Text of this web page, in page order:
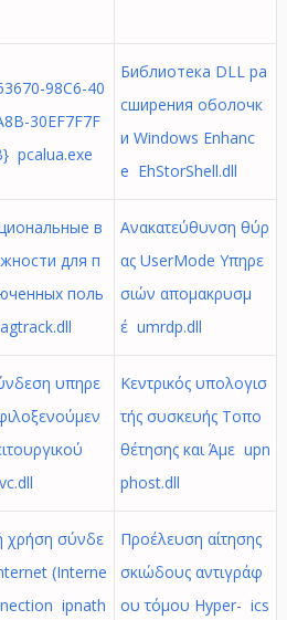
98C6-40
30EF7F7F
pcalua.exe
Библиотека DLL ра
сширения оболочк
и Windows Enhanc
e EhStorShell.dll
в
для п
поль
Ανακατεύθυνση θύρ
ας UserMode Υπηρε
σιών απομακρυσμ
έ umrdp.dll
υπηρε
Κεντρικός υπολογισ
τής συσκευής Τοπο
θέτησης και Άμε upn
phost.dll
χρήση σύνδε
(Interne
ipnath
Προέλευση αίτησης
σκιώδους αντιγράφ
ου τόμου Hyper- ics